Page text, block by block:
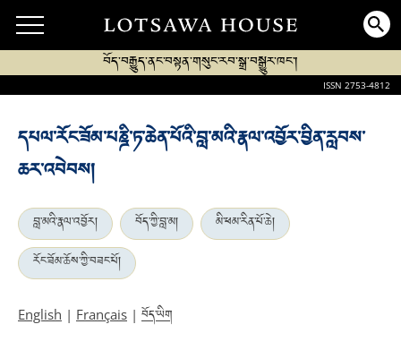
བོད་བརྒྱུད་ནང་བསྟན་གསུང་རབ་སྒྲ་བསྒྱུར་ཁང་།
ISSN 2753-4812
དཔལ་རོང་ཟོམ་པཎྜི་ཏ་ཆེན་པོའི་བླ་མའི་རྣལ་འབྱོར་བྱིན་རླབས་
ཆར་འབེབས།
བླ་མའི་རྣལ་འབྱོར། བོད་ཀྱི་བླ་མ།
མི་ཕམ་རིན་པོ་ཆེ།
རོང་ཟོམ་ཆོས་ཀྱི་བཟང་པོ།
English | Français | བོད་ཡིག